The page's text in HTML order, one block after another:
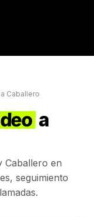
a Caballero
a
Caballero en
seguimiento